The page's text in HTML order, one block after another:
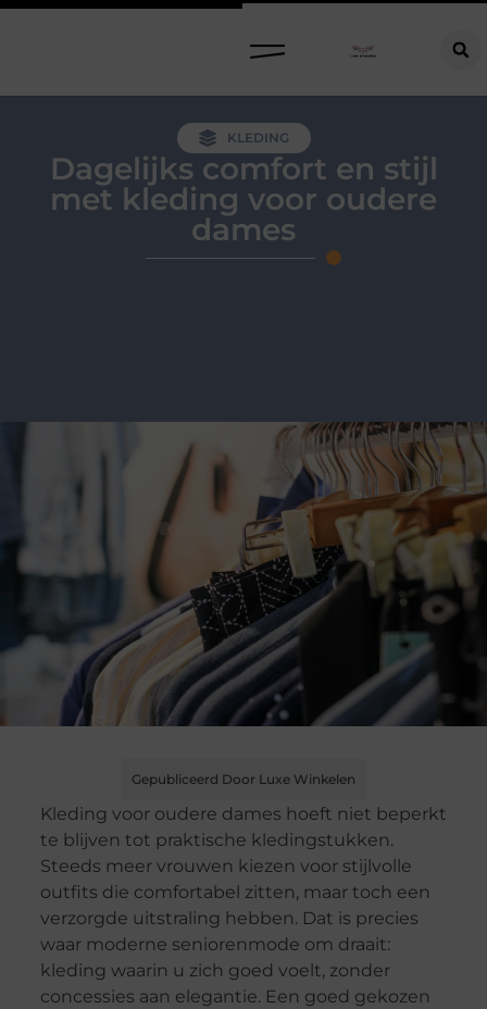
KLEDING
Dagelijks comfort en stijl
met kleding voor oudere
dames
Gepubliceerd Door Luxe Winkelen
Kleding voor oudere dames hoeft niet beperkt
te blijven tot praktische kledingstukken.
Steeds meer vrouwen kiezen voor stijlvolle
outfits die comfortabel zitten, maar toch een
verzorgde uitstraling hebben. Dat is precies
waar moderne seniorenmode om draait:
kleding waarin u zich goed voelt, zonder
concessies aan elegantie. Een goed gekozen